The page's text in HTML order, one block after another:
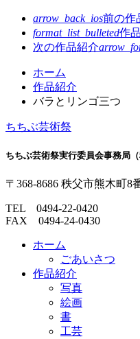
arrow_back_ios前の作
format_list_bulleted作
次の作品紹介
ツ
文
先
へ
先
へ
る
ホーム
作品紹介
バラとリンゴ三つ
ちちぶ芸術祭
ちちぶ芸術祭実行委員会事務局
〒368-8686 秩父市熊木町8
TEL 0494-22-0420
FAX 0494-24-0430
ホーム
ごあいさつ
作品紹介
写真
絵画
書
工芸